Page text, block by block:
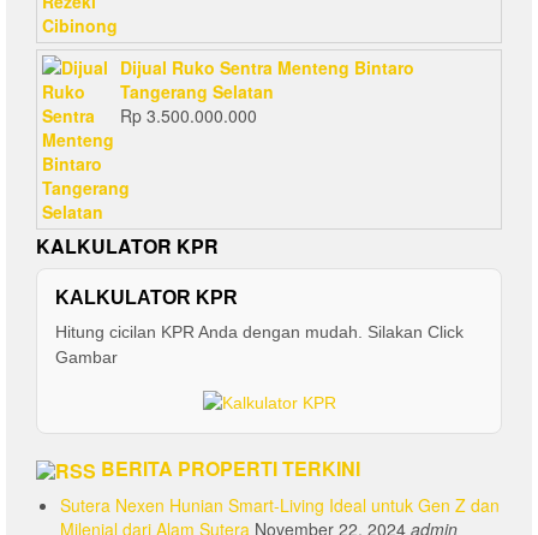
Dijual Ruko Sentra Menteng Bintaro
Tangerang Selatan
Rp 3.500.000.000
KALKULATOR KPR
KALKULATOR KPR
Hitung cicilan KPR Anda dengan mudah. Silakan Click
Gambar
BERITA PROPERTI TERKINI
Sutera Nexen Hunian Smart-Living Ideal untuk Gen Z dan
Milenial dari Alam Sutera November 22, 2024 admin